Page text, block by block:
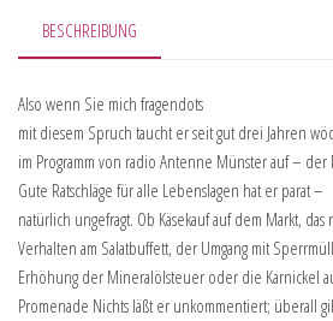
BESCHREIBUNG
Also wenn Sie mich fragendots
mit diesem Spruch taucht er seit gut drei Jahren
im Programm von radio Antenne Münster auf – der
Gute Ratschläge für alle Lebenslagen hat er parat –
natürlich ungefragt. Ob Käsekauf auf dem Markt, das
Verhalten am Salatbuffett, der Umgang mit
Erhöhung der Mineralölsteuer oder die Karnickel
Promenade Nichts läßt er unkommentiert; überall